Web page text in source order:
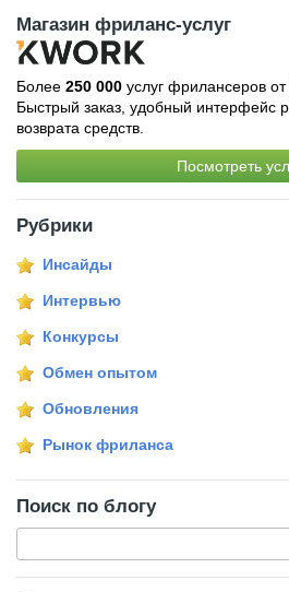
Магазин фриланс-услуг
Более 250 000 услуг фрилансеров от
Быстрый заказ, удобный интерфейс
возврата средств.
Посмотреть
Рубрики
Инсайды
Интервью
Конкурсы
Обмен опытом
Обновления
Рынок фриланса
Поиск по блогу